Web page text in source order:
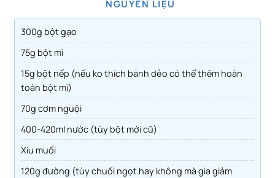
NGUYÊN LIỆU
300g bột gạo
75g bột mì
15g bột nếp (nếu ko thích bánh dẻo có thể thêm hoàn
toàn bột mì)
70g cơm nguội
400-420ml nước (tùy bột mới cũ)
Xíu muối
120g đường (tùy chuối ngọt hay không mà gia giảm